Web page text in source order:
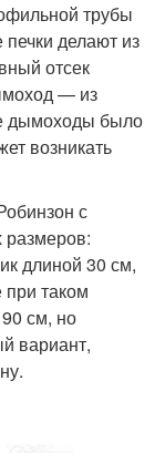
трубы
делают из
отсек
— из
дымоходы было
возникать
с
размеров:
длиной 30 см,
таком
см, но
вариант,